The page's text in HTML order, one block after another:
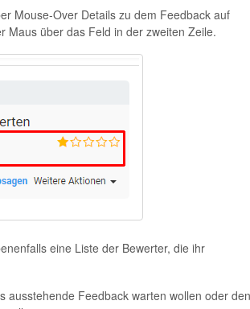
Mouse-Over Details zu dem Feedback auf
Maus über das Feld in der zweiten Zeile.
eine Liste der Bewerter, die ihr
ausstehende Feedback warten wollen oder den